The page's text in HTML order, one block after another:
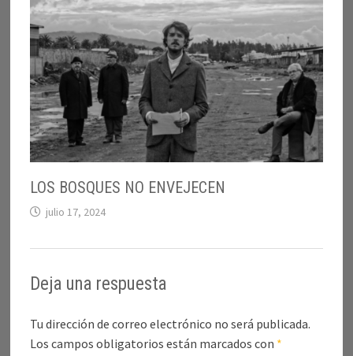
LOS BOSQUES NO ENVEJECEN
julio 17, 2024
Deja una respuesta
Tu dirección de correo electrónico no será publicada.
Los campos obligatorios están marcados con *